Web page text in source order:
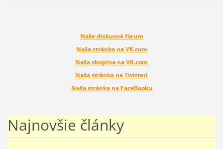
Naše diskusné fórum
Naša stránka na VK.com
Naša skupina na VK.com
Naša stránka na Twitteri
Naša stránka na FaceBooku
Najnovšie články